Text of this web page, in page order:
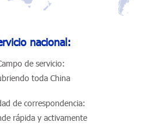
nacional:
de servicio:
toda China
de correspondencia:
rápida y activamente